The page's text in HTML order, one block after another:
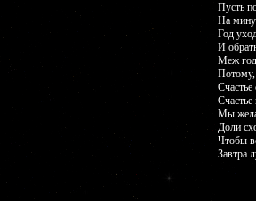
Пусть
На
Год
И
Меж
Потому,
Счастье
Счастье
Мы
Доли
Чтобы
Завтра